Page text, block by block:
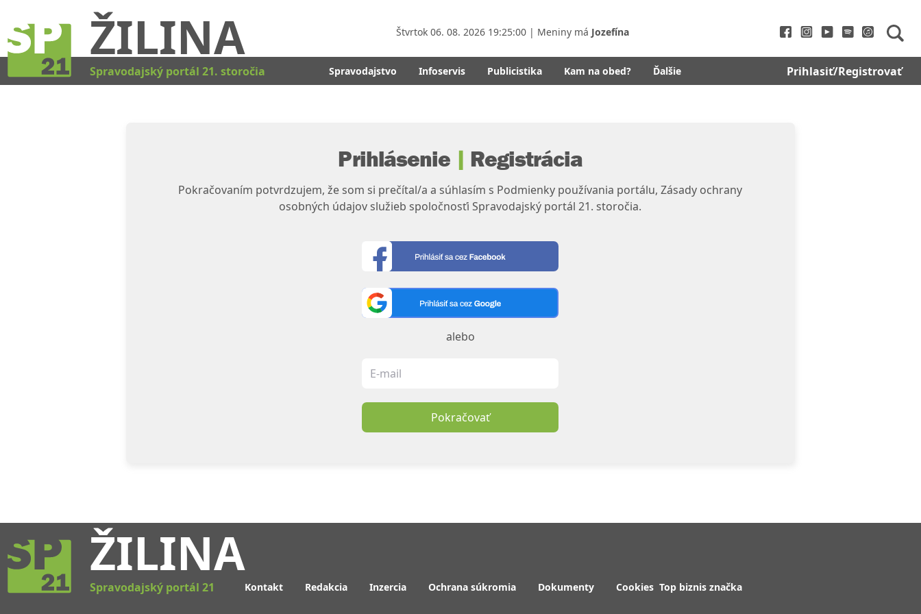
ŽILINA Štvrtok 06. 08. 2026 19:25:01 | Meniny má Jozefína
Spravodajský portál 21. storočia Spravodajstvo Infoservis Publicistika Kam na obed? Ďalšie Prihlasiť/Registrovať
Prihlásenie | Registrácia
Pokračovaním potvrdzujem, že som si prečítal/a a súhlasím s Podmienky používania portálu, Zásady ochrany
osobných údajov služieb spoločnosťi Spravodajský portál 21. storočia.
alebo
Pokračovať
ŽILINA
Spravodajský portál 21 Kontakt Redakcia Inzercia Ochrana súkromia Dokumenty Cookies Top biznis značka